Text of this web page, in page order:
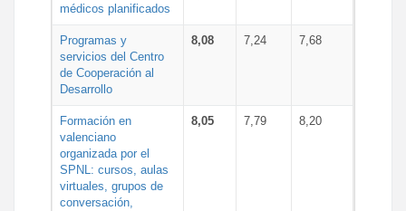
médicos planificados
Programas y
servicios del Centro
de Cooperación al
Desarrollo
8,08 7,24 7,68
Formación en
valenciano
organizada por el
SPNL: cursos, aulas
virtuales, grupos de
conversación,
8,05 7,79 8,20